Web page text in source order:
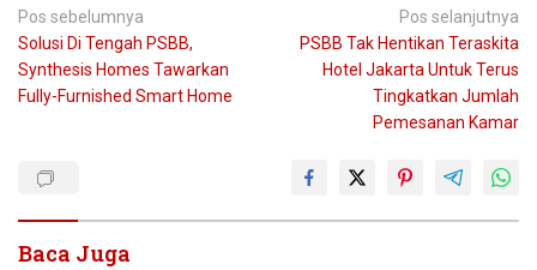
Navigasi
pos
Pos sebelumnya
Solusi Di Tengah PSBB,
Synthesis Homes Tawarkan
Fully-Furnished Smart Home
Pos selanjutnya
PSBB Tak Hentikan Teraskita
Hotel Jakarta Untuk Terus
Tingkatkan Jumlah
Pemesanan Kamar
Baca Juga